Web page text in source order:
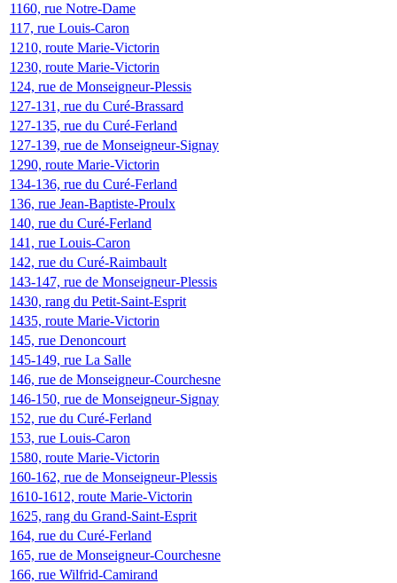
1160, rue Notre-Dame
117, rue Louis-Caron
1210, route Marie-Victorin
1230, route Marie-Victorin
124, rue de Monseigneur-Plessis
127-131, rue du Curé-Brassard
127-135, rue du Curé-Ferland
127-139, rue de Monseigneur-Signay
1290, route Marie-Victorin
134-136, rue du Curé-Ferland
136, rue Jean-Baptiste-Proulx
140, rue du Curé-Ferland
141, rue Louis-Caron
142, rue du Curé-Raimbault
143-147, rue de Monseigneur-Plessis
1430, rang du Petit-Saint-Esprit
1435, route Marie-Victorin
145, rue Denoncourt
145-149, rue La Salle
146, rue de Monseigneur-Courchesne
146-150, rue de Monseigneur-Signay
152, rue du Curé-Ferland
153, rue Louis-Caron
1580, route Marie-Victorin
160-162, rue de Monseigneur-Plessis
1610-1612, route Marie-Victorin
1625, rang du Grand-Saint-Esprit
164, rue du Curé-Ferland
165, rue de Monseigneur-Courchesne
166, rue Wilfrid-Camirand